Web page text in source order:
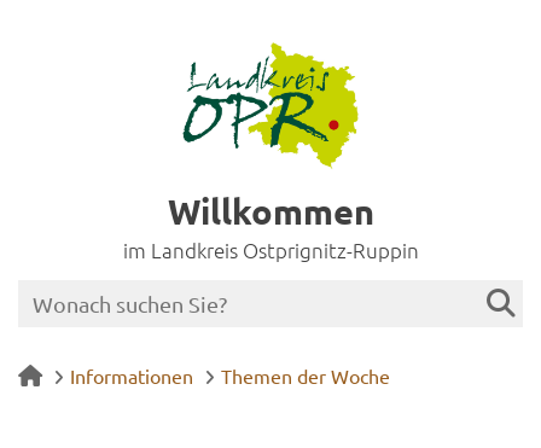
Willkommen
im Landkreis Ostprignitz-Ruppin
Informationen Themen der Woche